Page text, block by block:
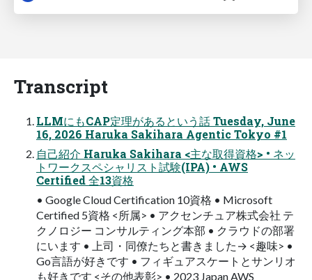
Transcript
LLMにもCAP定理があるという話 Tuesday, June
16, 2026 Haruka Sakihara Agentic Tokyo #1
自己紹介 Haruka Sakihara <主な取得資格> • ネッ
トワークスペシャリスト試験(IPA) • AWS
Certified 全13資格
• Google Cloud Certification 10資格 • Microsoft
Certified 5資格 <所属> • アクセンチュア株式会社 テ
クノロジー コンサルティング本部 • クラウドの部署
にいます • 上司・同僚たちと書きました→ <趣味> •
Go言語が好きです • フィギュアスケートとサンリオ
も好きです <その他表彰> • 2023 Japan AWS